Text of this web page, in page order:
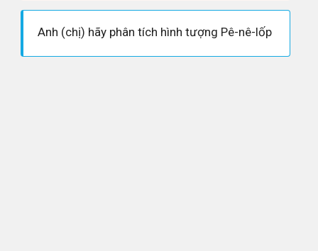
Anh (chị) hãy phân tích hình tượng Pê-nê-lốp